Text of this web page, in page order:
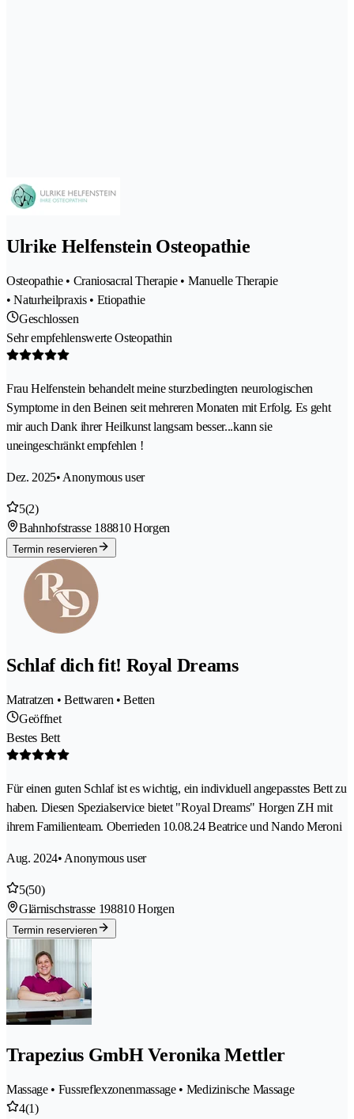
Ulrike Helfenstein Osteopathie
Osteopathie • Craniosacral Therapie • Manuelle Therapie
• Naturheilpraxis • Etiopathie
Geschlossen
Sehr empfehlenswerte Osteopathin
Frau Helfenstein behandelt meine sturzbedingten neurologischen
Symptome in den Beinen seit mehreren Monaten mit Erfolg. Es geht
mir auch Dank ihrer Heilkunst langsam besser...kann sie
uneingeschränkt empfehlen !
Dez. 2025• Anonymous user
5(2)
Bahnhofstrasse 188810 Horgen
Termin reservieren
Schlaf dich fit! Royal Dreams
Matratzen • Bettwaren • Betten
Geöffnet
Bestes Bett
Für einen guten Schlaf ist es wichtig, ein individuell angepasstes Bett zu
haben. Diesen Spezialservice bietet "Royal Dreams" Horgen ZH mit
ihrem Familienteam. Oberrieden 10.08.24 Beatrice und Nando Meroni
Aug. 2024• Anonymous user
5(50)
Glärnischstrasse 198810 Horgen
Termin reservieren
Trapezius GmbH Veronika Mettler
Massage • Fussreflexzonenmassage • Medizinische Massage
4(1)